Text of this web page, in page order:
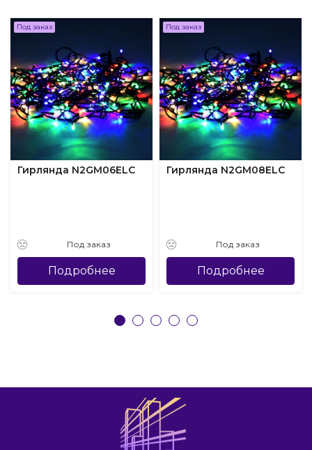
Под заказ
Гирлянда N2GM06ELC
Под заказ
Подробнее
Под заказ
Гирлянда N2GM08ELC
Под заказ
Подробнее